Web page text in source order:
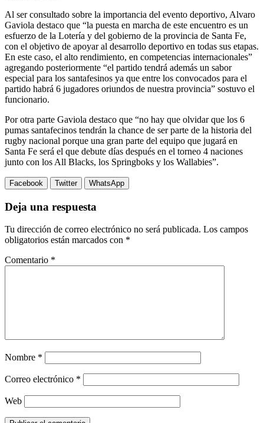
Al ser consultado sobre la importancia del evento deportivo, Alvaro
Gaviola destaco que “la puesta en marcha de este encuentro es un
esfuerzo de la Lotería y del gobierno de la provincia de Santa Fe,
con el objetivo de apoyar al desarrollo deportivo en todas sus etapas.
En este caso, el alto rendimiento, en competencias internacionales”
agregando posteriormente “el partido tendrá además un sabor
especial para los santafesinos ya que entre los convocados para el
partido habrá 6 jugadores oriundos de nuestra provincia” sostuvo el
funcionario.
Por otra parte Gaviola destaco que “no hay que olvidar que los 6
pumas santafecinos tendrán la chance de ser parte de la historia del
rugby nacional porque una gran parte del equipo que jugará en
Santa Fe será el que debute días después en el torneo 4 naciones
junto con los All Blacks, los Springboks y los Wallabies”.
Facebook Twitter WhatsApp
Deja una respuesta
Tu dirección de correo electrónico no será publicada. Los campos
obligatorios están marcados con *
Comentario *
Nombre *
Correo electrónico *
Web